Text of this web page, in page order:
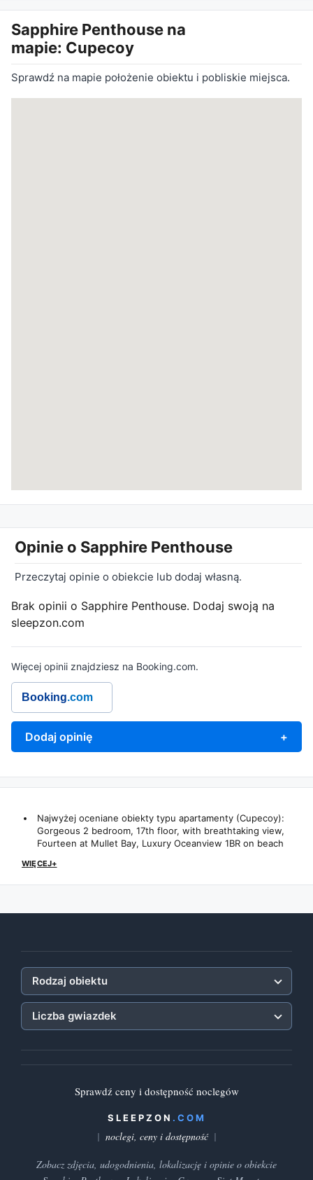
Sapphire Penthouse na
mapie: Cupecoy
Sprawdź na mapie położenie obiektu i pobliskie miejsca.
Opinie o Sapphire Penthouse
Przeczytaj opinie o obiekcie lub dodaj własną.
Brak opinii o Sapphire Penthouse. Dodaj swoją na
sleepzon.com
Więcej opinii znajdziesz na Booking.com.
Booking.com
Dodaj opinię +
Najwyżej oceniane obiekty typu apartamenty (Cupecoy):
Gorgeous 2 bedroom, 17th floor, with breathtaking view,
Fourteen at Mullet Bay, Luxury Oceanview 1BR on beach
WIĘCEJ+
Rodzaj obiektu
Liczba gwiazdek
Sprawdź ceny i dostępność noclegów
SLEEPZON .COM
noclegi, ceny i dostępność
Zobacz zdjęcia, udogodnienia, lokalizację i opinie o obiekcie